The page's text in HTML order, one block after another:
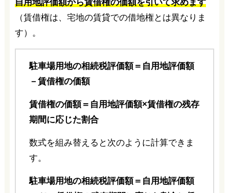
自用地評価額から賃借権の価額を引いて求めます
（賃借権は、宅地の賃貸での借地権とは異なりま
す）。
駐車場用地の相続税評価額＝自用地評価額
－賃借権の価額
賃借権の価額＝自用地評価額×賃借権の残存
期間に応じた割合
数式を組み替えると次のように計算できま
す。
駐車場用地の相続税評価額＝自用地評価額